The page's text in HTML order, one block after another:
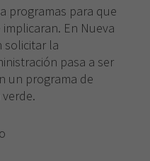
programas para que
En Nueva
solicitar la
pasa a ser
un programa de